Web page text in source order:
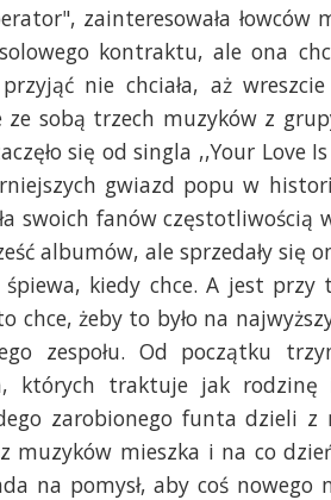
zainteresowała łowców
kontraktu, ale ona
nie chciała, aż
sobą trzech muzyków z
się od singla ,,Your Love
gwiazd popu w
swoich fanów częstotliwością
albumów, ale sprzedały się
kiedy chce. A jest
chce, żeby to było na
zespołu. Od początku
których traktuje jak
zarobionego funta dzieli z
muzyków mieszka i na co
na pomysł, aby coś nowego